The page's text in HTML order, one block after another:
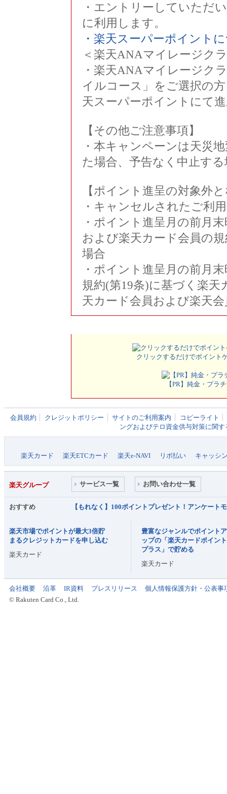
・エントリーしていただ
に利用します。
・楽天スーパーポイント
＜楽天ANAマイレージク
・楽天ANAマイレージク
イルコース」をご選択の
天スーパーポイントにて
【その他ご注意事項】
・本キャンペーンは天災
た場合、予告なく中止す
【ポイント進呈の対象外
・キャンセルされたご利
・ポイント進呈月の前月
および楽天カード会員の
場合
・ポイント進呈月の前月
規約(第19条)に基づく楽
天カード会員および楽天
クリックするだけでポイント
【PR】純金・プラ
会員規約 クレジットポリシー サイトのご利用案内
コピーライト
ングおよびテロ資金供与対策に関
楽天カード
楽天ETCカード 楽天e-NAVI リボ払い キャッシ
楽天グループ サービス一覧 お問い合わせ一覧
おすすめ 【もれなく】100ポイントプレゼント！アンケー
楽天市場でポイントが最大3倍貯
まるクレジットカードを申し込む
楽天カード
豊富なジャンルでポイントア
ップの「楽天カードポイント
プラス」で貯める
楽天カード
会社概要 沿革 IR資料 プレスリリース
個人情報保護方針・公表事
© Rakuten Card Co., Ltd.